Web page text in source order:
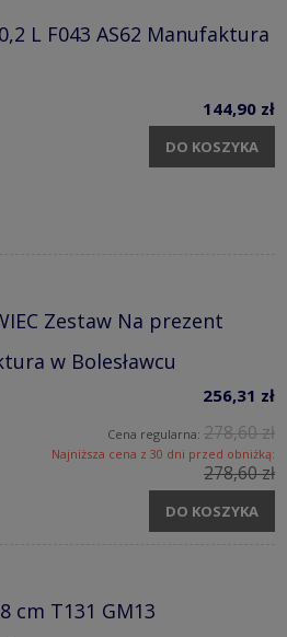
L F043 AS62 Manufaktura
144,90 zł
DO KOSZYKA
Zestaw Na prezent
w Bolesławcu
256,31 zł
Cena regularna: 278,60 zł
Najniższa cena z 30 dni przed obniżką:
278,60 zł
DO KOSZYKA
cm T131 GM13